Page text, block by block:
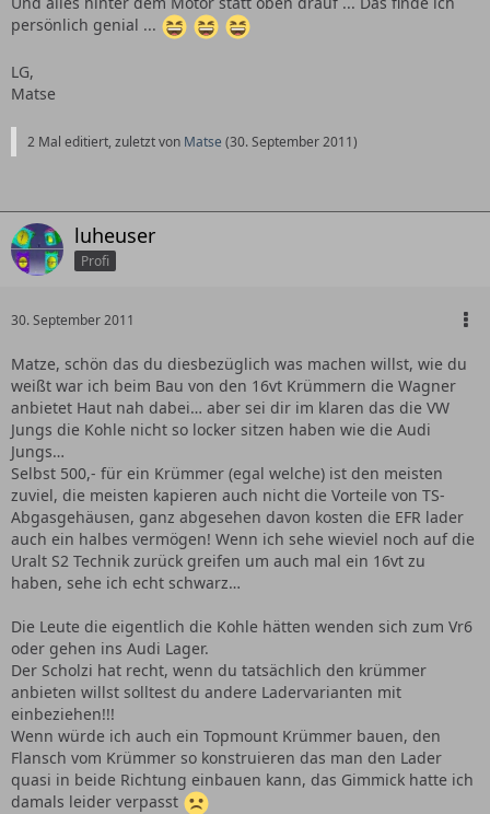
persönlich genial ...
LG,
Matse
2 Mal editiert, zuletzt von Matse (30. September 2011)
luheuser
Profi
30. September 2011
Matze, schön das du diesbezüglich was machen willst, wie du
weißt war ich beim Bau von den 16vt Krümmern die Wagner
anbietet Haut nah dabei… aber sei dir im klaren das die VW
Jungs die Kohle nicht so locker sitzen haben wie die Audi
Jungs…
Selbst 500,- für ein Krümmer (egal welche) ist den meisten
zuviel, die meisten kapieren auch nicht die Vorteile von TS-
Abgasgehäusen, ganz abgesehen davon kosten die EFR lader
auch ein halbes vermögen! Wenn ich sehe wieviel noch auf die
Uralt S2 Technik zurück greifen um auch mal ein 16vt zu
haben, sehe ich echt schwarz…
Die Leute die eigentlich die Kohle hätten wenden sich zum Vr6
oder gehen ins Audi Lager.
Der Scholzi hat recht, wenn du tatsächlich den krümmer
anbieten willst solltest du andere Ladervarianten mit
einbeziehen!!!
Wenn würde ich auch ein Topmount Krümmer bauen, den
Flansch vom Krümmer so konstruieren das man den Lader
quasi in beide Richtung einbauen kann, das Gimmick hatte ich
damals leider verpasst